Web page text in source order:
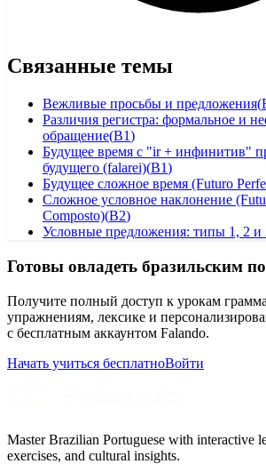
Связанные темы
Вежливые просьбы и предложения(
Различия регистра: формальное и
обращение(B1)
Будущее время с "ir + инфинитив"
будущего (falarei)(B1)
Будущее сложное время (Futuro
Сложное условное наклонение
Composto)(B2)
Условные предложения: типы 1, 2 и
Готовы овладеть бразильским
Получите полный доступ к урокам
упражнениям, лексике и
с бесплатным аккаунтом Falando.
Начать учиться бесплатноВойти
Master Brazilian Portuguese with interactive
exercises, and cultural insights.